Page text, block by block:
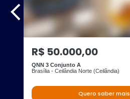
R$ 50.000,00
QNN 3 Conjunto A
Brasília - Ceilândia Norte (Ceilândia)
Quero saber mais